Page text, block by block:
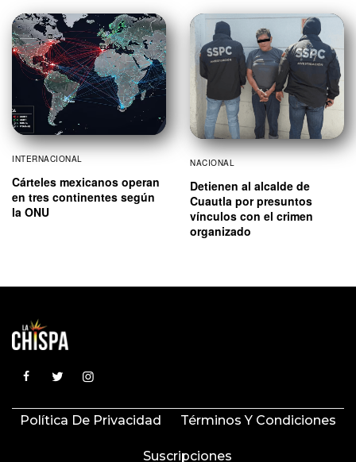
INTERNACIONAL
Cárteles mexicanos operan
en tres continentes según
la ONU
NACIONAL
Detienen al alcalde de
Cuautla por presuntos
vínculos con el crimen
organizado
Política De Privacidad Términos Y Condiciones
Suscripciones